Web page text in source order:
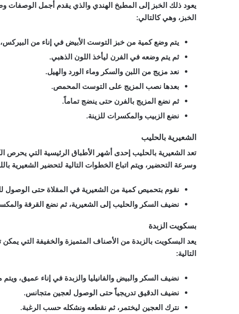
يعود ذلك الخبز إلى المطبخ الهندي والذي يقدم أجمل
الخبز، وهي كالتالي:
يتم وضع كمية من خبز التوست الأبيض في إناء من البيركس،
ثم يتم وضعه في الفرن ليأخذ اللون الذهبي.
نعد مزيج من اللبن والسكر وماء الورد والهيل.
بعدها نصب المزيج على التوست المحمص.
ثم نضع المزيج بالفرن حتى ينضج تماماً.
نضع الزبيب والمكسرات للزينة.
الشعيرية بالحليب
تعد الشعيرية بالحليب إحدى أشهر الأطباق الرئيسية التي يحرص
وسرعة التحضير، ويتم اتباع الخطوات التالية لتحضير الشعيرية
نقوم بتحميص كمية من الشعيرية في المقلاة حتى الوصول
نضيف السكر والحليب إلى الشعيرية، ثم نضع القرفة
بسكويت الزبدة
يعد البسكويت بالزبدة من الأصناف المتميزة والخفيفة التي
التالية:
نضيف السكر والبيض والفانيليا والزبدة في إناء عميق،
نضيف الدقيق تدريجياً حتى الوصول لعجين متجانس.
نترك العجين ليختمر، ثم نقطعه ونشكله حسب الرغبة.